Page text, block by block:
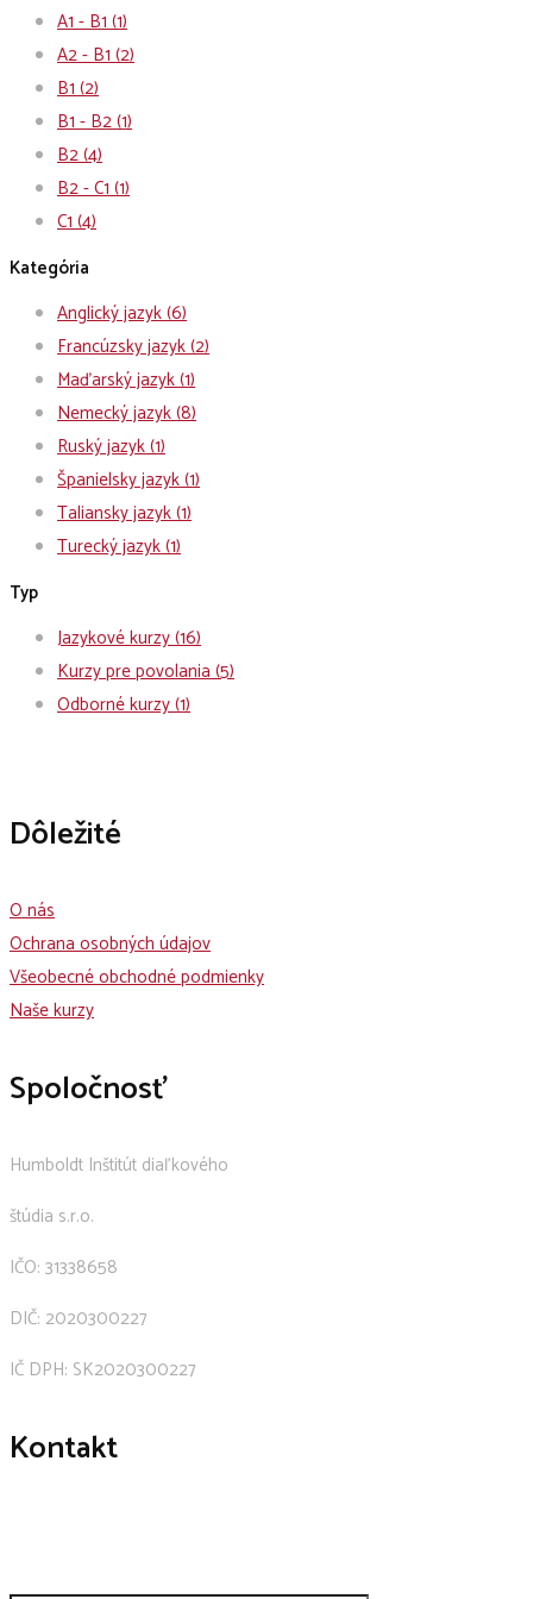
A1 - B1(1)
A2 - B1(2)
B1(2)
B1 - B2(1)
B2(4)
B2 - C1(1)
C1(4)
Kategória
Anglický jazyk(6)
Francúzsky jazyk(2)
Maďarský jazyk(1)
Nemecký jazyk(8)
Ruský jazyk(1)
Španielsky jazyk(1)
Taliansky jazyk(1)
Turecký jazyk(1)
Typ
Jazykové kurzy(16)
Kurzy pre povolania(5)
Odborné kurzy(1)
Dôležité
O nás
Ochrana osobných údajov
Všeobecné obchodné podmienky
Naše kurzy
Spoločnosť
Humboldt Inštitút diaľkového
štúdia s.r.o.
IČO: 31338658
DIČ: 2020300227
IČ DPH: SK2020300227
Kontakt